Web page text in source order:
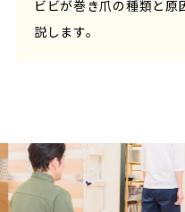
ビビが巻き爪の種類と
説します。